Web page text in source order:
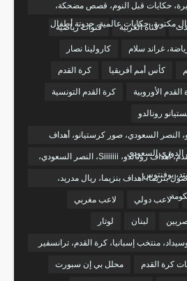
حكايات قبل النوم، قصص مضحكة،
حكايات عالمية، حدوتة أطفال
قناة العربية قنوات رياضية
غراند سلام كارولينا نصار
كأس أمم أفريقيا كرة القدم
القدم الأوروبية كرة القدم التونسية
رونالدو
النصر السعودي، صور كرستيانو، أهداف
الدوري السعودي
كريستيانو رونالدو، كرة القدم، أهداف رونالدو، Siiiiiii، النصر السعودي،
يوفنتوس
بنزيما، أهداف بنزيما، ريال مدريد،
لاعب دولي لاعب مغربي
لبنان لوتار
منتخب إسبانيا، كرة القدم، ترانسفير
كرة القدم محلل بي إن سبورت